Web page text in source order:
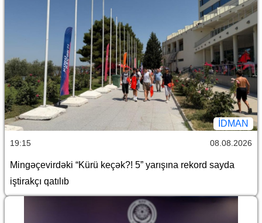
İDMAN
19:15 08.08.2026
Mingəçevirdəki “Kürü keçək?! 5” yarışına rekord sayda
iştirakçı qatılıb